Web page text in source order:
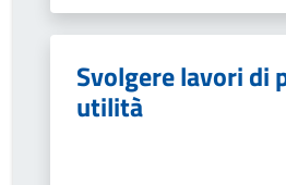
Svolgere lavori di
utilità